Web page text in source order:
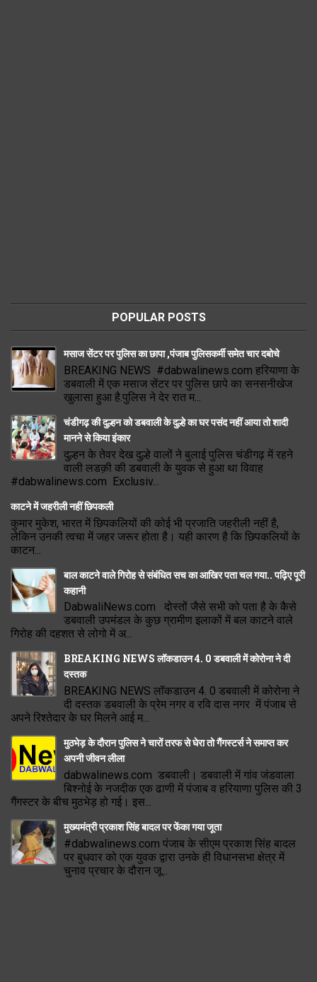
POPULAR POSTS
मसाज सेंटर पर पुलिस का छापा ,पंजाब पुलिसकर्मी समेत चार दबोचे
BREAKING NEWS #dabwalinews.com हरियाणा के
डबवाली में एक मसाज सेंटर पर पुलिस छापे का सनसनीखेज
खुलासा हुआ है.पुलिस ने देर रात म...
चंडीगढ़ की दुल्हन को डबवाली के दुल्हे का घर पसंद नहीं आया तो शादी
मानने से किया इंकार
दुल्हन के तेवर देख दुल्हे वालों ने बुलाई पुलिस चंडीगढ़ में रहने
वाली लडक़ी की डबवाली के युवक से हुआ था विवाह
#dabwalinews.com Exclusiv...
काटने में जहरीली नहीं छिपकली
कुमार मुकेश, भारत में छिपकलियों की कोई भी प्रजाति जहरीली नहीं है,
लेकिन उनकी त्वचा में जहर जरूर होता है। यही कारण है कि छिपकलियों के
काटन...
बाल काटने वाले गिरोह से संबंधित सच का आखिर पता चल गया.. पढ़िए पूरी
कहानी
DabwaliNews.com दोस्तों जैसे सभी को पता है के कैसे
डबवाली उपमंडल के कुछ ग्रामीण इलाकों में बल काटने वाले
गिरोह की दहशत से लोगो में अ...
BREAKING NEWS लॉकडाउन 4. 0 डबवाली में कोरोना ने दी
दस्तक
BREAKING NEWS लॉकडाउन 4. 0 डबवाली में कोरोना ने
दी दस्तक डबवाली के प्रेम नगर व रवि दास नगर में पंजाब से
अपने रिश्तेदार के घर मिलने आई म...
मुठभेड़ के दौरान पुलिस ने चारों तरफ से घेरा तो गैंगस्टर्स ने समाप्त कर
अपनी जीवन लीला
dabwalinews.com डबवाली। डबवाली में गांव जंडवाला
बिश्नोई के नजदीक एक ढाणी में पंजाब व हरियाणा पुलिस की 3
गैंगस्टर के बीच मुठभेड़ हो गई। इस...
मुख्यमंत्री प्रकाश सिंह बादल पर फेंका गया जूता
#dabwalinews.com पंजाब के सीएम प्रकाश सिंह बादल
पर बुधवार को एक युवक द्वारा उनके ही विधानसभा क्षेत्र में
चुनाव प्रचार के दौरान जू...